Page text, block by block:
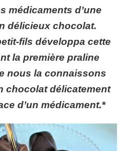
médicaments d’une
délicieux chocolat.
fils développa cette
la première praline
nous la connaissons
chocolat délicatement
d’un médicament.*